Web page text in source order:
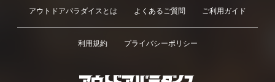
アウトドアパラダイスとは よくあるご質問 ご利用ガイド
利用規約 プライバシーポリシー